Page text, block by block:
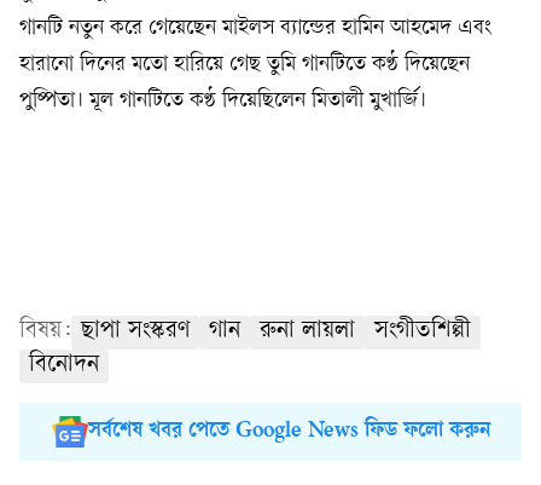
গানটি নতুন করে গেয়েছেন মাইলস ব্যান্ডের হামিন আহমেদ এবং
হারানো দিনের মতো হারিয়ে গেছ তুমি গানটিতে কণ্ঠ দিয়েছেন
পুষ্পিতা। মূল গানটিতে কণ্ঠ দিয়েছিলেন মিতালী মুখার্জি।
বিষয়: ছাপা সংস্করণ গান রুনা লায়লা
সংগীতশিল্পী
বিনোদন
সর্বশেষ খবর পেতে Google News ফিড ফলো করুন